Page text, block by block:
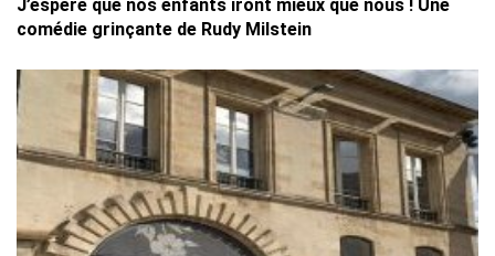
J’espère que nos enfants iront mieux que nous ! Une
comédie grinçante de Rudy Milstein